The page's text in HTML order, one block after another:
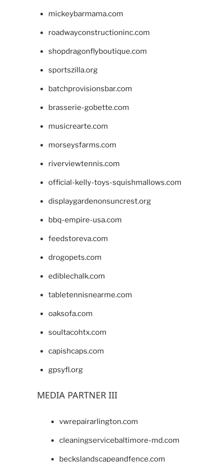
mickeybarmama.com
roadwayconstructioninc.com
shopdragonflyboutique.com
sportszilla.org
batchprovisionsbar.com
brasserie-gobette.com
musicrearte.com
morseysfarms.com
riverviewtennis.com
official-kelly-toys-squishmallows.com
displaygardenonsuncrest.org
bbq-empire-usa.com
feedstoreva.com
drogopets.com
ediblechalk.com
tabletennisnearme.com
oaksofa.com
soultacohtx.com
capishcaps.com
gpsyfl.org
MEDIA PARTNER III
vwrepairarlington.com
cleaningservicebaltimore-md.com
beckslandscapeandfence.com